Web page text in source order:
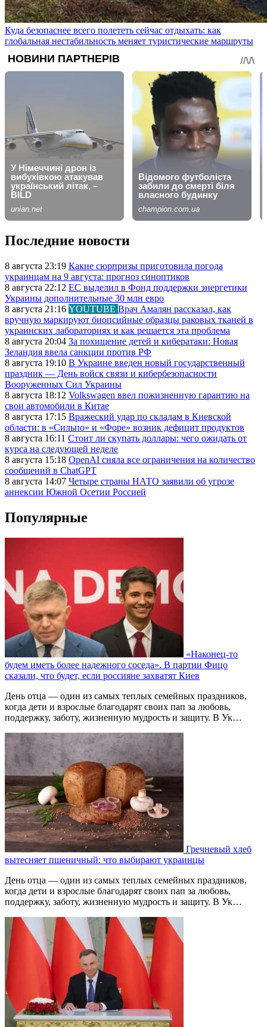
Куда безопаснее всего полететь сейчас отдыхать: как
глобальная нестабильность меняет туристические маршруты
Последние новости
8 августа 23:19 Какие сюрпризы приготовила погода
украинцам на 9 августа: прогноз синоптиков
8 августа 22:12 ЕС выделил в Фонд поддержки энергетики
Украины дополнительные 30 млн евро
8 августа 21:16 YOUTUBE Врач Амалян рассказал, как
вручную маркируют биопсийные образцы раковых тканей в
украинских лабораториях и как решается эта проблема
8 августа 20:04 За похищение детей и кибератаки: Новая
Зеландия ввела санкции против РФ
8 августа 19:10 В Украине введен новый государственный
праздник — День войск связи и кибербезопасности
Вооруженных Сил Украины
8 августа 18:12 Volkswagen ввел пожизненную гарантию на
свои автомобили в Китае
8 августа 17:15 Вражеский удар по складам в Киевской
области: в «Сильпо» и «Форе» возник дефицит продуктов
8 августа 16:11 Стоит ли скупать доллары: чего ожидать от
курса на следующей неделе
8 августа 15:18 OpenAI сняла все ограничения на количество
сообщений в ChatGPT
8 августа 14:07 Четыре страны НАТО заявили об угрозе
аннексии Южной Осетии Россией
Популярные
«Наконец-то
будем иметь более надежного соседа». В партии Фицо
сказали, что будет, если россияне захватят Киев
День отца — один из самых теплых семейных праздников,
когда дети и взрослые благодарят своих пап за любовь,
поддержку, заботу, жизненную мудрость и защиту. В Ук…
Гречневый хлеб
вытесняет пшеничный: что выбирают украинцы
День отца — один из самых теплых семейных праздников,
когда дети и взрослые благодарят своих пап за любовь,
поддержку, заботу, жизненную мудрость и защиту. В Ук…